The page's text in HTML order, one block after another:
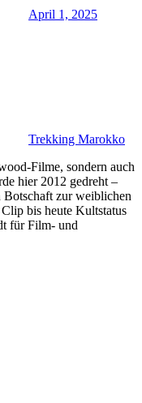
April 1, 2025
Trekking Marokko
Filme, sondern auch
hier 2012 gedreht –
Botschaft zur weiblichen
bis heute Kultstatus
für Film- und